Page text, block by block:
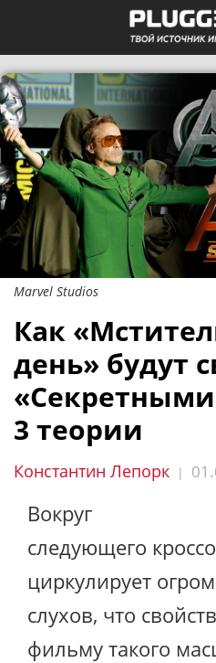
Marvel Studios
Как
день» будут
3 теории
Константин Лепорк |
Вокруг
следующего
циркулирует
слухов, что
фильму такого